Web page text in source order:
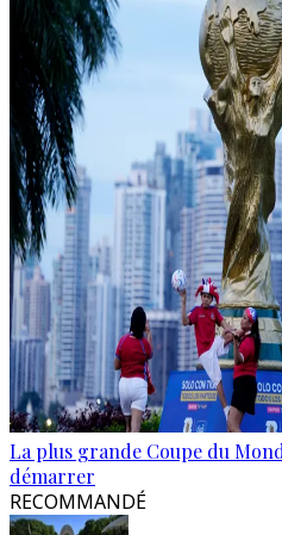
La plus grande Coupe du
démarrer
RECOMMANDÉ